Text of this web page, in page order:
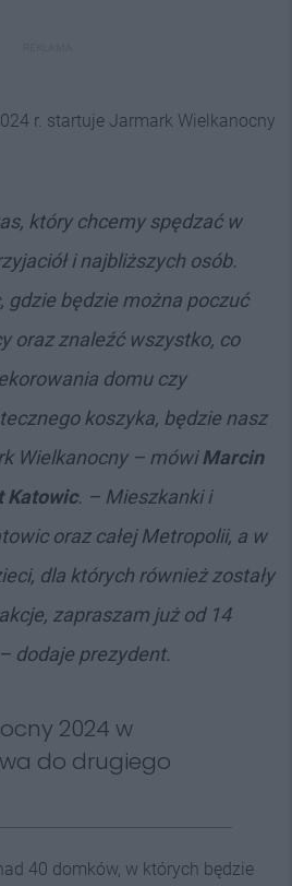
r. startuje Jarmark Wielkanocny
który chcemy spędzać w
i najbliższych osób.
gdzie będzie można poczuć
oraz znaleźć wszystko, co
domu czy
koszyka, będzie nasz
Wielkanocny – mówiMarcin
Katowic. – Mieszkanki i
oraz całej Metropolii, a w
dla których również zostały
zapraszam już od 14
dodaje prezydent.
2024 w
do drugiego
40 domków, w których będzie